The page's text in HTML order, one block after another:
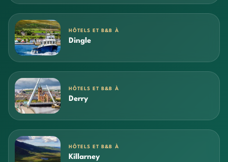
HÔTELS ET B&B À
Dingle
HÔTELS ET B&B À
Derry
HÔTELS ET B&B À
Killarney